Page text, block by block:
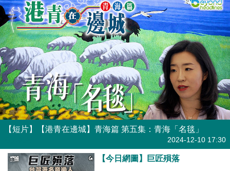
【短片】【港青在邊城】青海篇 第五集：青海「名毯」
2024-12-10 17:30
【今日網圖】巨匠殞落